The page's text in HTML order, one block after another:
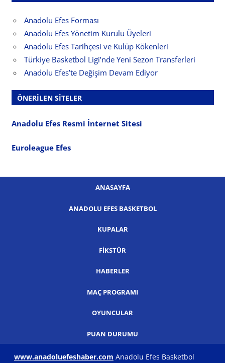
Anadolu Efes Forması
Anadolu Efes Yönetim Kurulu Üyeleri
Anadolu Efes Tarihçesi ve Kulüp Kökenleri
Türkiye Basketbol Ligi’nde Yeni Sezon Transferleri
Anadolu Efes’te Değişim Devam Ediyor
ÖNERILEN SITELER
Anadolu Efes Resmi İnternet Sitesi
Euroleague Efes
ANASAYFA
ANADOLU EFES BASKETBOL
KUPALAR
FIKSTÜR
HABERLER
MAÇ PROGRAMI
OYUNCULAR
PUAN DURUMU
www.anadoluefeshaber.com Anadolu Efes Basketbol